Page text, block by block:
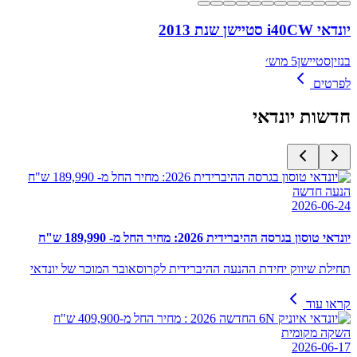
יונדאי i40CW סטיישן שנת 2013
בנזיןסטיישן5 מוש׳
לפרטים
חדשות יונדאי
הנעה חדשה
2026-06-24
יונדאי טוסון בגרסה ההיברידית 2026: מחיר החל מ- 189,990 ש"ח
תחילת שיווק יחידת ההנעה ההיברידית לקרוסאובר המוכר של יונדאי
קראו עוד
השקה מקומית
2026-06-17